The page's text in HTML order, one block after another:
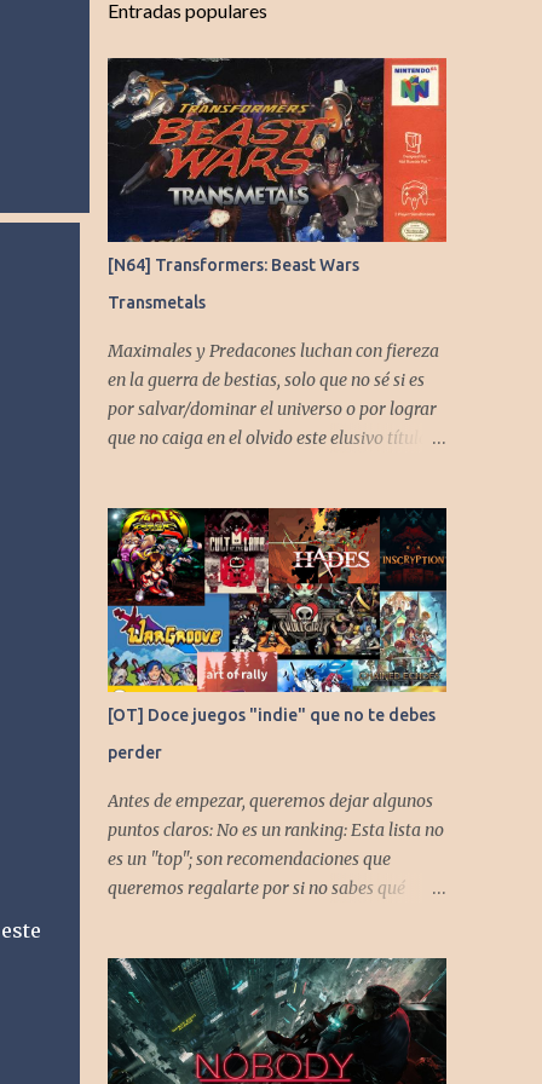
Entradas populares
[N64] Transformers: Beast Wars
Transmetals
Maximales y Predacones luchan con fiereza
en la guerra de bestias, solo que no sé si es
por salvar/dominar el universo o por lograr
que no caiga en el olvido este elusivo título
[OT] Doce juegos "indie" que no te debes
perder
Antes de empezar, queremos dejar algunos
puntos claros: No es un ranking: Esta lista no
es un "top"; son recomendaciones que
queremos regalarte por si no sabes qué
fuertes de cada título, pero todos tienen
profundidad de sobra para explorar.
Variedad de géneros: Hemos evitado repetir
géneros para asegurar que, al menos uno, se